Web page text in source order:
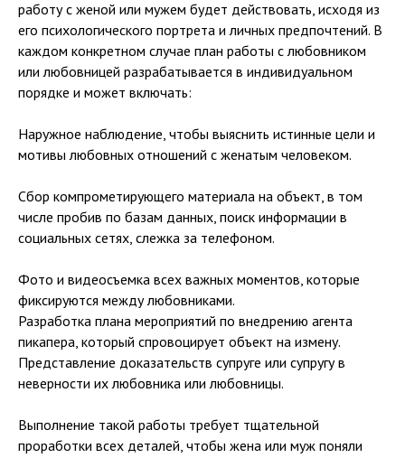
работу с женой или мужем будет действовать, исходя из
его психологического портрета и личных предпочтений. В
каждом конкретном случае план работы с любовником
или любовницей разрабатывается в индивидуальном
порядке и может включать:
Наружное наблюдение, чтобы выяснить истинные цели и
мотивы любовных отношений с женатым человеком.
Сбор компрометирующего материала на объект, в том
числе пробив по базам данных, поиск информации в
социальных сетях, слежка за телефоном.
Фото и видеосъемка всех важных моментов, которые
фиксируются между любовниками.
Разработка плана мероприятий по внедрению агента
пикапера, который спровоцирует объект на измену.
Представление доказательств супруге или супругу в
неверности их любовника или любовницы.
Выполнение такой работы требует тщательной
проработки всех деталей, чтобы жена или муж поняли
СВЯЗАТЬСЯ ЧЕРЕЗ
МЕССЕНДЖЕРЫ